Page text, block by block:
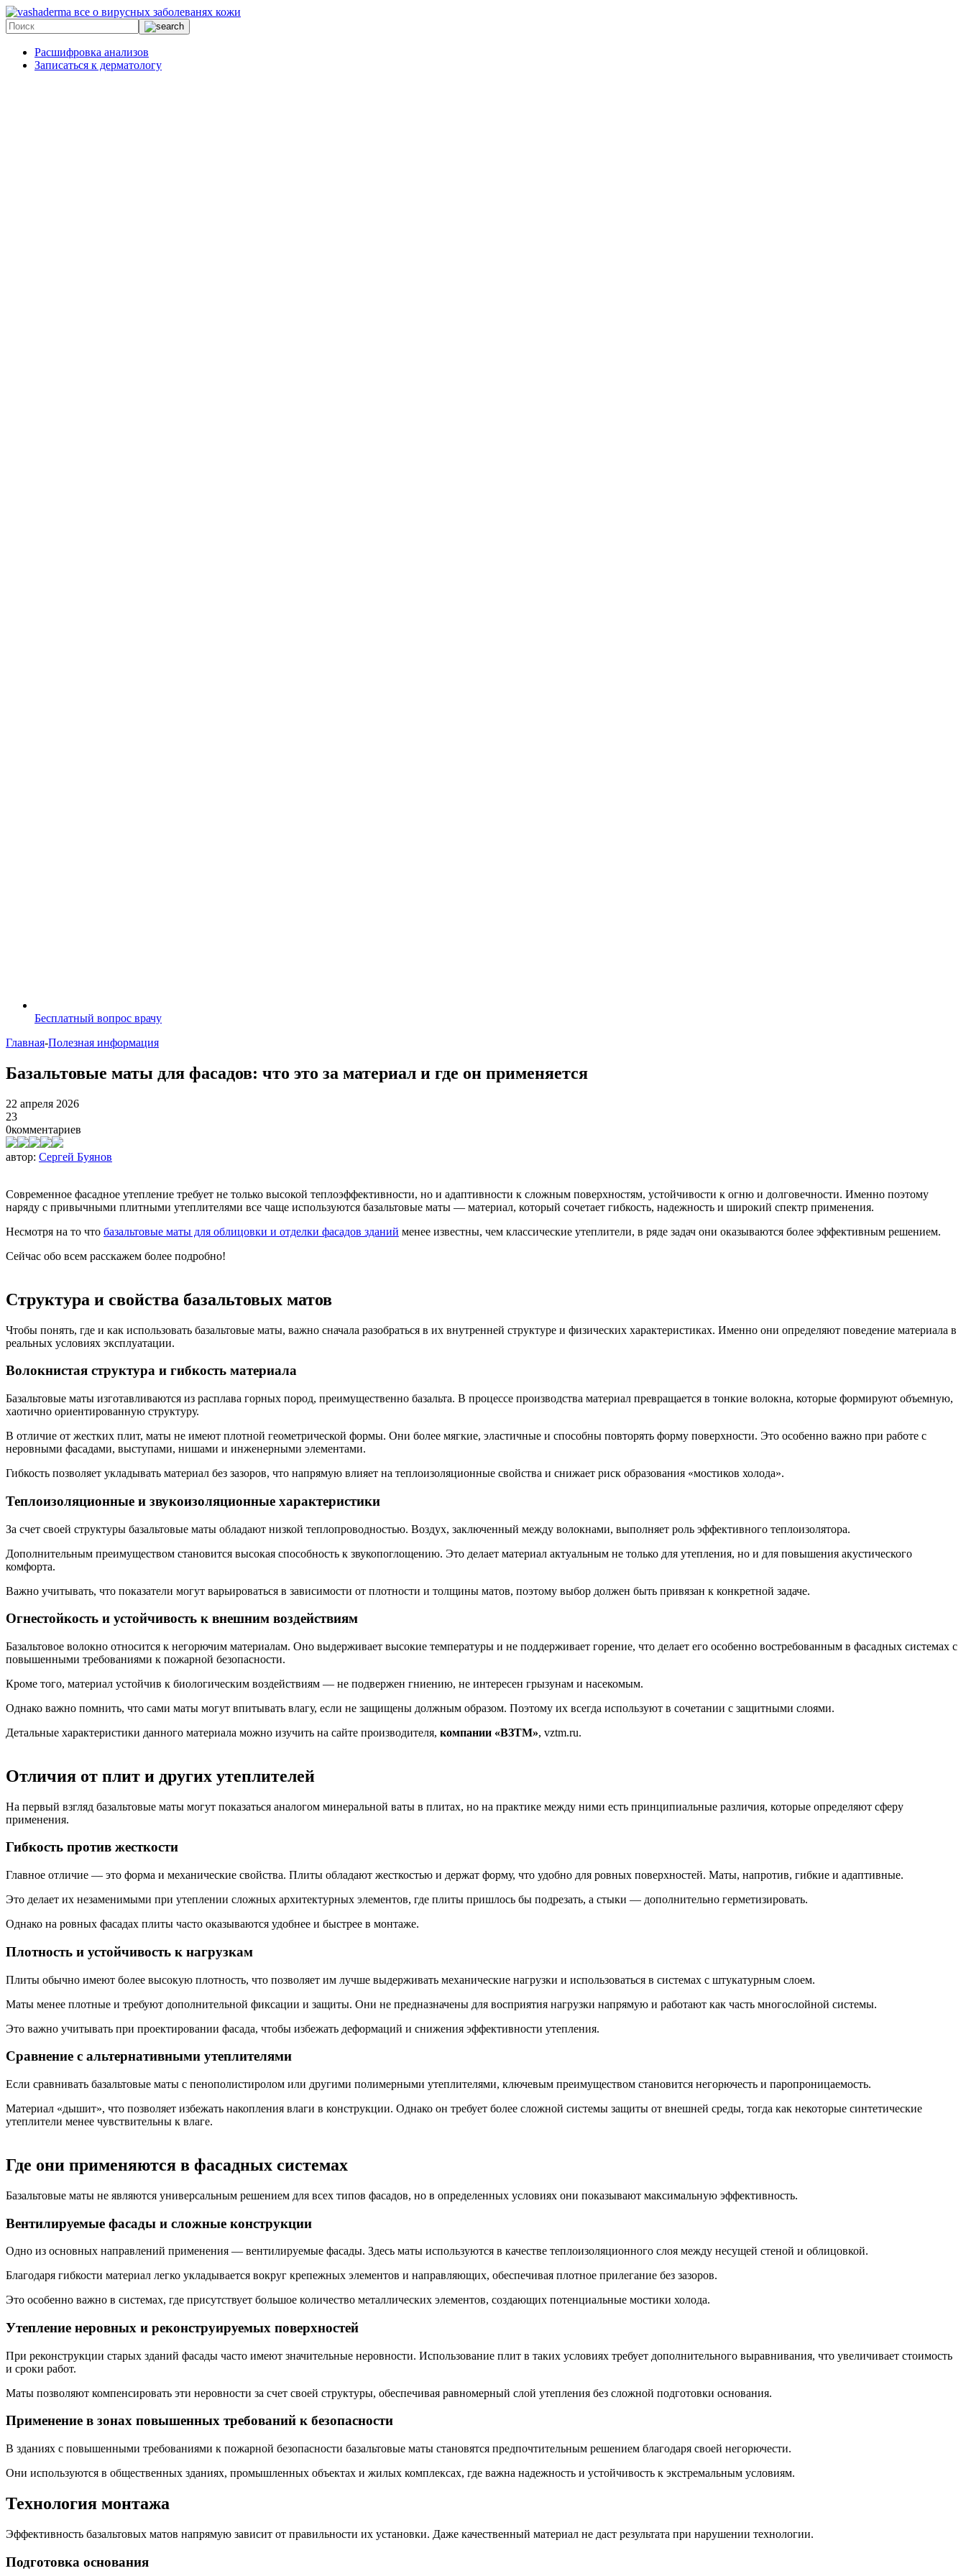
все о вирусных заболеванях кожи
Расшифровка анализов
Записаться к дерматологу
Бесплатный вопрос врачу
Главная-Полезная информация
Базальтовые маты для фасадов: что это за материал и где он применяется
22 апреля 2026
23
0комментариев
автор: Сергей Буянов
Современное фасадное утепление требует не только высокой теплоэффективности, но и адаптивности к сложным поверхностям, устойчивости к огню и долговечности. Именно поэтому
наряду с привычными плитными утеплителями все чаще используются базальтовые маты — материал, который сочетает гибкость, надежность и широкий спектр применения.
Несмотря на то что базальтовые маты для облицовки и отделки фасадов зданий менее известны, чем классические утеплители, в ряде задач они оказываются более эффективным решением.
Сейчас обо всем расскажем более подробно!
Структура и свойства базальтовых матов
Чтобы понять, где и как использовать базальтовые маты, важно сначала разобраться в их внутренней структуре и физических характеристиках. Именно они определяют поведение материала в
реальных условиях эксплуатации.
Волокнистая структура и гибкость материала
Базальтовые маты изготавливаются из расплава горных пород, преимущественно базальта. В процессе производства материал превращается в тонкие волокна, которые формируют объемную,
хаотично ориентированную структуру.
В отличие от жестких плит, маты не имеют плотной геометрической формы. Они более мягкие, эластичные и способны повторять форму поверхности. Это особенно важно при работе с
неровными фасадами, выступами, нишами и инженерными элементами.
Гибкость позволяет укладывать материал без зазоров, что напрямую влияет на теплоизоляционные свойства и снижает риск образования «мостиков холода».
Теплоизоляционные и звукоизоляционные характеристики
За счет своей структуры базальтовые маты обладают низкой теплопроводностью. Воздух, заключенный между волокнами, выполняет роль эффективного теплоизолятора.
Дополнительным преимуществом становится высокая способность к звукопоглощению. Это делает материал актуальным не только для утепления, но и для повышения акустического
комфорта.
Важно учитывать, что показатели могут варьироваться в зависимости от плотности и толщины матов, поэтому выбор должен быть привязан к конкретной задаче.
Огнестойкость и устойчивость к внешним воздействиям
Базальтовое волокно относится к негорючим материалам. Оно выдерживает высокие температуры и не поддерживает горение, что делает его особенно востребованным в фасадных системах с
повышенными требованиями к пожарной безопасности.
Кроме того, материал устойчив к биологическим воздействиям — не подвержен гниению, не интересен грызунам и насекомым.
Однако важно помнить, что сами маты могут впитывать влагу, если не защищены должным образом. Поэтому их всегда используют в сочетании с защитными слоями.
Детальные характеристики данного материала можно изучить на сайте производителя, компании «ВЗТМ», vztm.ru.
Отличия от плит и других утеплителей
На первый взгляд базальтовые маты могут показаться аналогом минеральной ваты в плитах, но на практике между ними есть принципиальные различия, которые определяют сферу
применения.
Гибкость против жесткости
Главное отличие — это форма и механические свойства. Плиты обладают жесткостью и держат форму, что удобно для ровных поверхностей. Маты, напротив, гибкие и адаптивные.
Это делает их незаменимыми при утеплении сложных архитектурных элементов, где плиты пришлось бы подрезать, а стыки — дополнительно герметизировать.
Однако на ровных фасадах плиты часто оказываются удобнее и быстрее в монтаже.
Плотность и устойчивость к нагрузкам
Плиты обычно имеют более высокую плотность, что позволяет им лучше выдерживать механические нагрузки и использоваться в системах с штукатурным слоем.
Маты менее плотные и требуют дополнительной фиксации и защиты. Они не предназначены для восприятия нагрузки напрямую и работают как часть многослойной системы.
Это важно учитывать при проектировании фасада, чтобы избежать деформаций и снижения эффективности утепления.
Сравнение с альтернативными утеплителями
Если сравнивать базальтовые маты с пенополистиролом или другими полимерными утеплителями, ключевым преимуществом становится негорючесть и паропроницаемость.
Материал «дышит», что позволяет избежать накопления влаги в конструкции. Однако он требует более сложной системы защиты от внешней среды, тогда как некоторые синтетические
утеплители менее чувствительны к влаге.
Где они применяются в фасадных системах
Базальтовые маты не являются универсальным решением для всех типов фасадов, но в определенных условиях они показывают максимальную эффективность.
Вентилируемые фасады и сложные конструкции
Одно из основных направлений применения — вентилируемые фасады. Здесь маты используются в качестве теплоизоляционного слоя между несущей стеной и облицовкой.
Благодаря гибкости материал легко укладывается вокруг крепежных элементов и направляющих, обеспечивая плотное прилегание без зазоров.
Это особенно важно в системах, где присутствует большое количество металлических элементов, создающих потенциальные мостики холода.
Утепление неровных и реконструируемых поверхностей
При реконструкции старых зданий фасады часто имеют значительные неровности. Использование плит в таких условиях требует дополнительного выравнивания, что увеличивает стоимость
и сроки работ.
Маты позволяют компенсировать эти неровности за счет своей структуры, обеспечивая равномерный слой утепления без сложной подготовки основания.
Применение в зонах повышенных требований к безопасности
В зданиях с повышенными требованиями к пожарной безопасности базальтовые маты становятся предпочтительным решением благодаря своей негорючести.
Они используются в общественных зданиях, промышленных объектах и жилых комплексах, где важна надежность и устойчивость к экстремальным условиям.
Технология монтажа
Эффективность базальтовых матов напрямую зависит от правильности их установки. Даже качественный материал не даст результата при нарушении технологии.
Подготовка основания